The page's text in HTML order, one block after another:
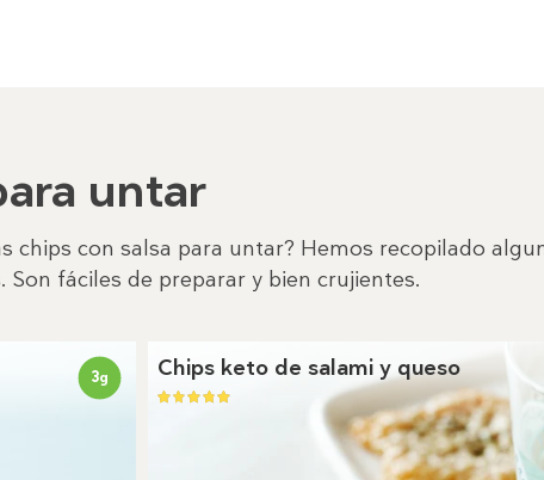
untar
chips con salsa para untar? Hemos recopilado
fáciles de preparar y bien crujientes.
3g Chips keto de salami y queso